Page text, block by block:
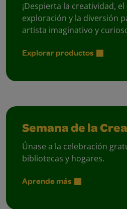
¡Despierta la creatividad,
exploración y la diversión
artista imaginativo y
Explorar productos
Semana de la
Únase a la celebración
bibliotecas y hogares.
Aprende más